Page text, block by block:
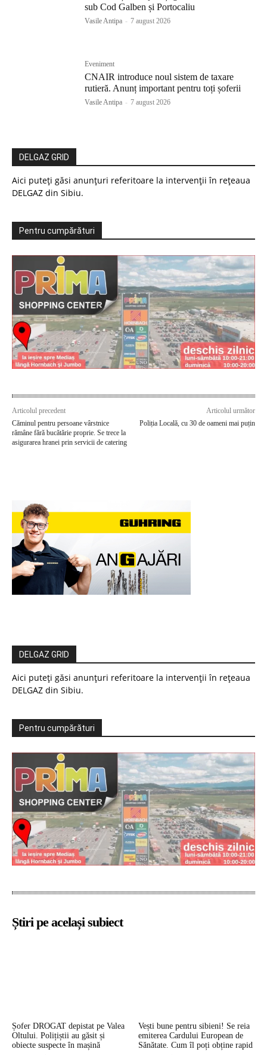
sub Cod Galben și Portocaliu
Vasile Antipa - 7 august 2026
Eveniment
CNAIR introduce noul sistem de taxare
rutieră. Anunț important pentru toți șoferii
Vasile Antipa - 7 august 2026
DELGAZ GRID
Aici puteți găsi anunțuri referitoare la intervenții în rețeaua
DELGAZ din Sibiu.
Pentru cumpărături
Articolul precedent
Căminul pentru persoane vârstnice
rămâne fără bucătărie proprie. Se trece la
asigurarea hranei prin servicii de catering
Articolul următor
Poliția Locală, cu 30 de oameni mai puțin
DELGAZ GRID
Aici puteți găsi anunțuri referitoare la intervenții în rețeaua
DELGAZ din Sibiu.
Pentru cumpărături
Știri pe același subiect
Șofer DROGAT depistat pe Valea
Oltului. Polițiștii au găsit și
obiecte suspecte în mașină
Vești bune pentru sibieni! Se reia
emiterea Cardului European de
Sănătate. Cum îl poți obține rapid